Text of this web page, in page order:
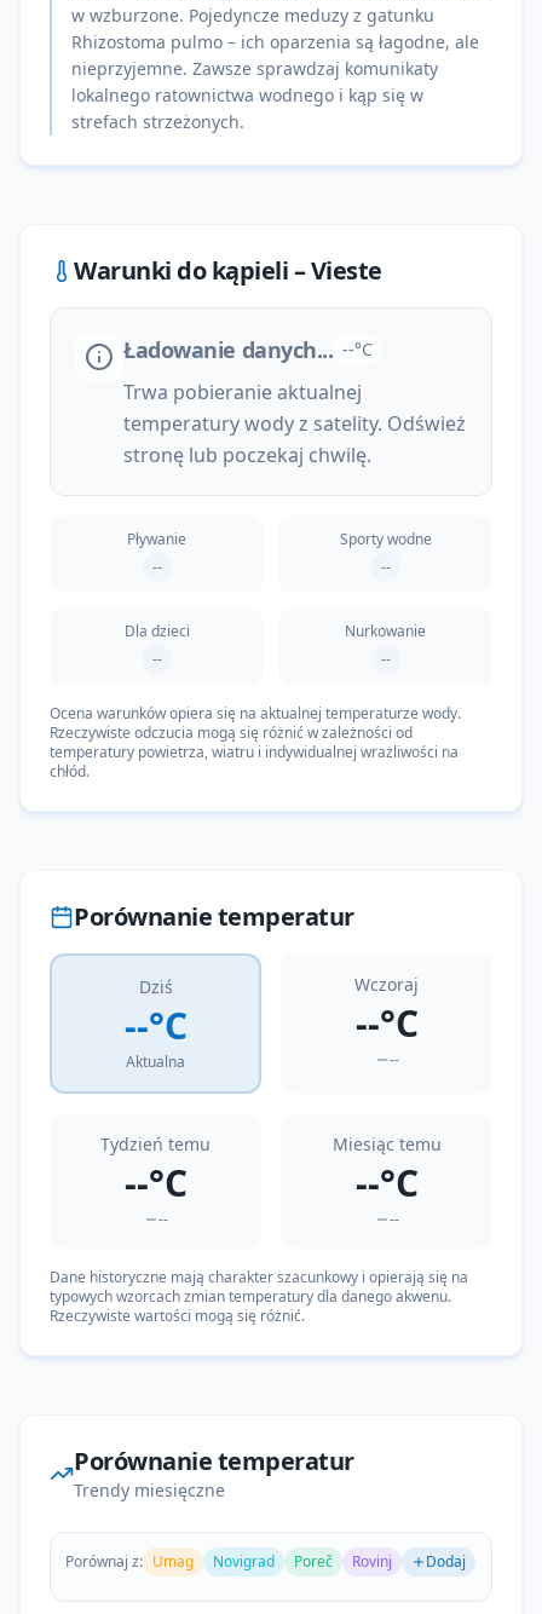
w wzburzone. Pojedyncze meduzy z gatunku
Rhizostoma pulmo – ich oparzenia są łagodne, ale
nieprzyjemne. Zawsze sprawdzaj komunikaty
lokalnego ratownictwa wodnego i kąp się w
strefach strzeżonych.
Warunki do kąpieli –Vieste
Ładowanie danych... --°C
Trwa pobieranie aktualnej
temperatury wody z satelity. Odśwież
stronę lub poczekaj chwilę.
Pływanie
--
Sporty wodne
--
Dla dzieci
--
Nurkowanie
--
Ocena warunków opiera się na aktualnej temperaturze wody.
Rzeczywiste odczucia mogą się różnić w zależności od
temperatury powietrza, wiatru i indywidualnej wrażliwości na
chłód.
Porównanie temperatur
Dziś
--°C
Aktualna
Wczoraj
--°C
--
Tydzień temu
--°C
--
Miesiąc temu
--°C
--
Dane historyczne mają charakter szacunkowy i opierają się na
typowych wzorcach zmian temperatury dla danego akwenu.
Rzeczywiste wartości mogą się różnić.
Porównanie temperatur
Trendy miesięczne
Porównaj z: Umag Novigrad Poreč Rovinj Dodaj